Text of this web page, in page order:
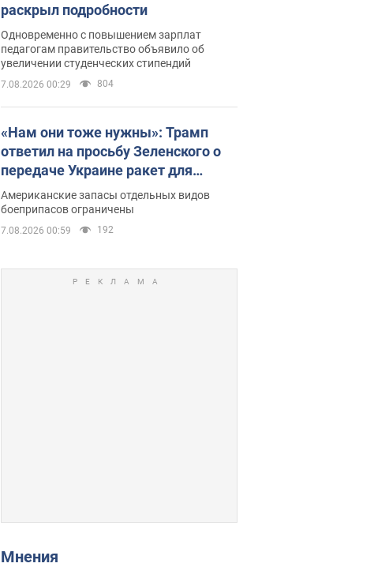
раскрыл подробности
Одновременно с повышением зарплат
педагогам правительство объявило об
увеличении студенческих стипендий
7.08.2026 00:29 804
«Нам они тоже нужны»: Трамп
ответил на просьбу Зеленского о
передаче Украине ракет для
Patriot
Американские запасы отдельных видов
боеприпасов ограничены
7.08.2026 00:59 192
Мнения